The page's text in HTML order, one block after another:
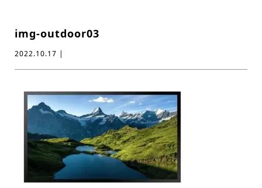
img-outdoor03
2022.10.17 |